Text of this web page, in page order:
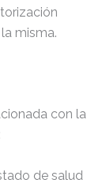
misma.
con la
de salud